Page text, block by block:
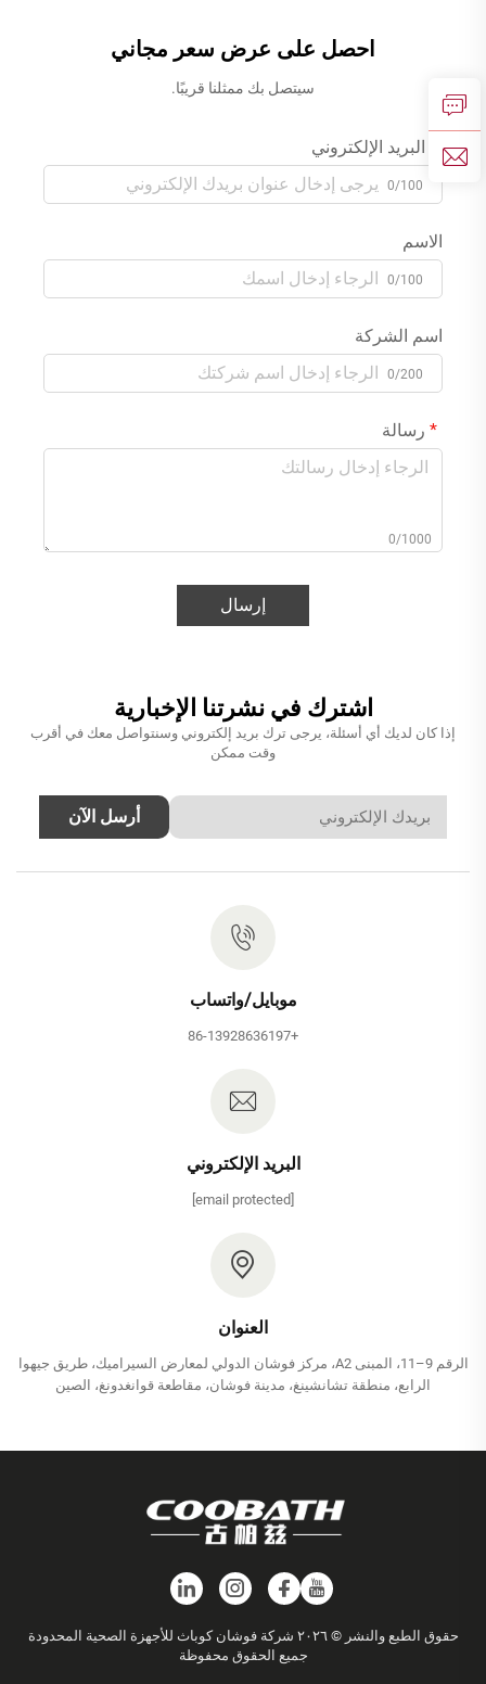
احصل على عرض سعر مجاني
سيتصل بك ممثلنا قريبًا.
البريد الإلكتروني
0/100
الاسم
0/100
اسم الشركة
0/200
رسالة
0/1000
إرسال
اشترك في نشرتنا الإخبارية
إذا كان لديك أي أسئلة، يرجى ترك بريد إلكتروني وسنتواصل معك في أقرب
وقت ممكن
أرسل الآن
موبايل/واتساب
+86-13928636197
البريد الإلكتروني
[email protected]
العنوان
الرقم 9–11، المبنى A2، مركز فوشان الدولي لمعارض السيراميك، طريق جيهوا
الرابع، منطقة تشانشينغ، مدينة فوشان، مقاطعة قوانغدونغ، الصين
حقوق الطبع والنشر © ٢٠٢٦ شركة فوشان كوباث للأجهزة الصحية المحدودة
جميع الحقوق محفوظة